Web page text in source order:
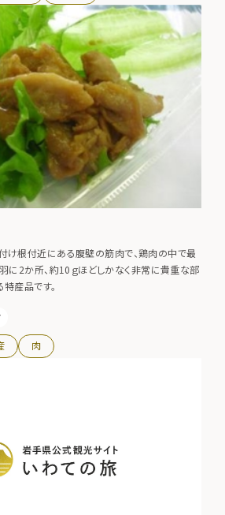
け根付近にある腹壁の筋肉で、鶏肉の中で最
に2か所、約10ｇほどしかなく非常に貴重な部
産品です。
肉